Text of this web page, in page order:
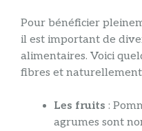
Pour bénéficier
il est important de
alimentaires. Voici
fibres et naturellement
Les fruits :
agrumes sont